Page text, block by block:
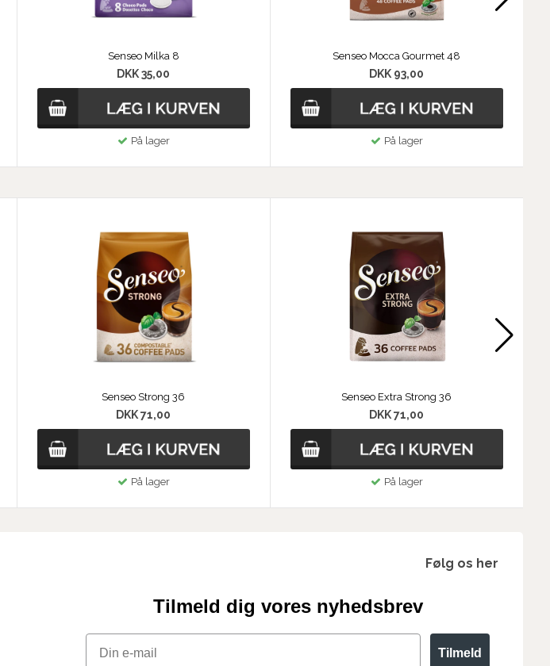
Senseo Milka 8
DKK 35,00
På lager
Senseo Mocca Gourmet 48
DKK 93,00
På lager
Senseo Strong 36
DKK 71,00
På lager
Senseo Extra Strong 36
DKK 71,00
På lager
Følg os her
Tilmeld dig vores nyhedsbrev
Email
Tilmeld